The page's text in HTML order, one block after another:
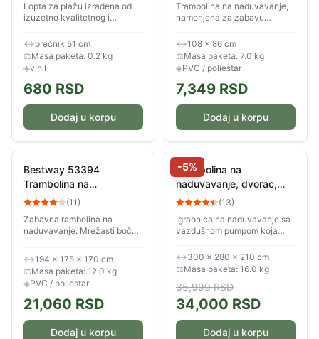
Lopta za plažu izrađena od
izuzetno kvalitetnog i
napumpane lopte je 51cm, a
namenjena je deci starijoj od
tri godine....
↔prečnik 51 cm
⚖Masa paketa: 0.2 kg
◈vinil
680 RSD
Dodaj u korpu
Trambolina na naduvavanje,
namenjena za zabavu
tramboline je 85kg. Izrađena
je od izdržljivog materijala, a
može se koristiti za...
↔108 × 86 cm
⚖Masa paketa: 7.0 kg
◈PVC / poliestar
7,349 RSD
Dodaj u korpu
Bestway 53394
Trambolina na
naduvavanje
(11)
Zabavna rambolina na
naduvavanje. Mrežasti bočni
bezbednom, a istovremeno
vam omogućavaju da ih
stalno vidite. Što se roditelja...
↔194 × 175 × 170 cm
⚖Masa paketa: 12.0 kg
◈PVC / poliestar
21,060 RSD
Dodaj u korpu
-5%
Trampolina na
naduvavanje, dvorac,
zamak sa toboganom i
(13)
Igraonica na naduvavanje sa
vazdušnom pumpom koja
Dimenzije: 300 x 280 x 210
cm. Maksimalno opterećenje:
125 kg. Za...
↔300 × 280 × 210 cm
⚖Masa paketa: 16.0 kg
35,999RSD
34,000 RSD
Dodaj u korpu